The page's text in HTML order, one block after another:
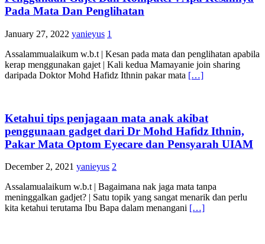
Pada Mata Dan Penglihatan
January 27, 2022 yanieyus 1
Assalammualaikum w.b.t | Kesan pada mata dan penglihatan apabila
kerap menggunakan gajet | Kali kedua Mamayanie join sharing
daripada Doktor Mohd Hafidz Ithnin pakar mata […]
Ketahui tips penjagaan mata anak akibat
penggunaan gadget dari Dr Mohd Hafidz Ithnin,
Pakar Mata Optom Eyecare dan Pensyarah UIAM
December 2, 2021 yanieyus 2
Assalamualaikum w.b.t | Bagaimana nak jaga mata tanpa
meninggalkan gadjet? | Satu topik yang sangat menarik dan perlu
kita ketahui terutama Ibu Bapa dalam menangani […]